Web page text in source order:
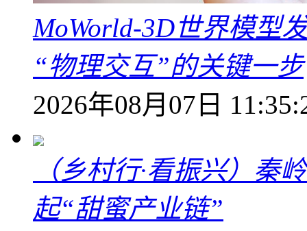
MoWorld-3D世界模型
“物理交互”的关键一步
2026年08月07日
（乡村行·看振兴）秦
起“甜蜜产业链”